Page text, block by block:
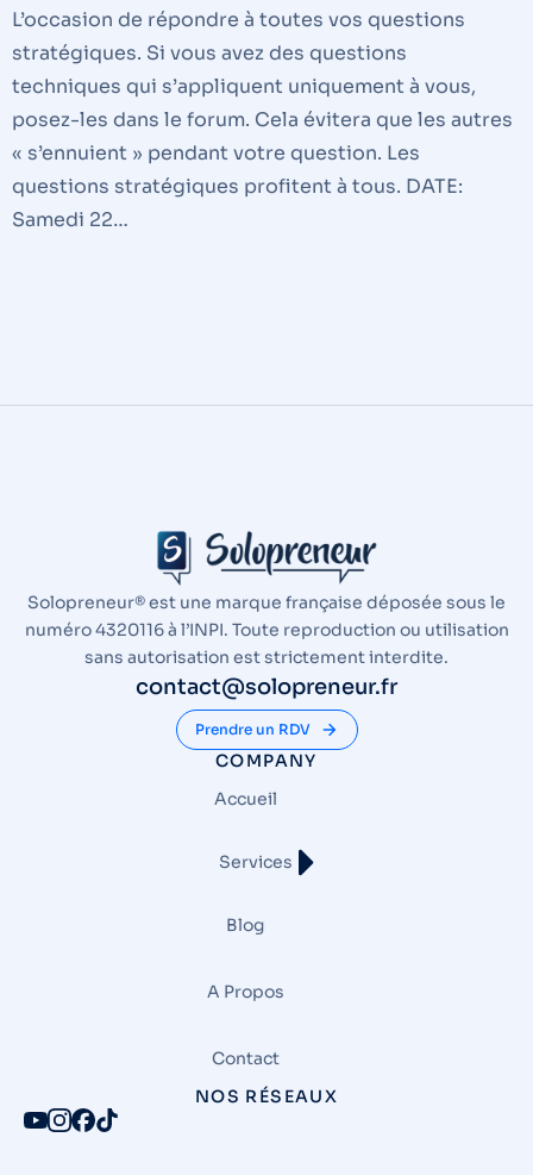
L’occasion de répondre à toutes vos questions
stratégiques. Si vous avez des questions
techniques qui s’appliquent uniquement à vous,
posez-les dans le forum. Cela évitera que les autres
« s’ennuient » pendant votre question. Les
questions stratégiques profitent à tous. DATE:
Samedi 22…
Solopreneur® est une marque française déposée sous le
numéro 4320116 à l’INPI. Toute reproduction ou utilisation
sans autorisation est strictement interdite.
contact@solopreneur.fr
Prendre un RDV
COMPANY
Accueil
Services
Blog
A Propos
Contact
NOS RÉSEAUX